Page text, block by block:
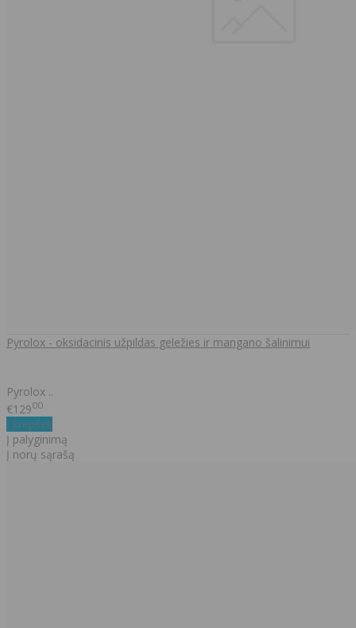
Pyrolox - oksidacinis užpildas geležies ir mangano šalinimui
Pyrolox ..
€12900
Į krepšelį
Į palyginimą
Į norų sąrašą